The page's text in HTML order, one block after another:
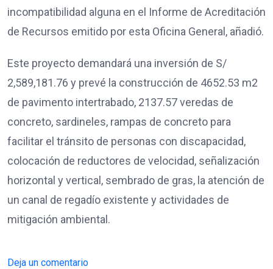
incompatibilidad alguna en el Informe de Acreditación
de Recursos emitido por esta Oficina General, añadió.
Este proyecto demandará una inversión de S/
2,589,181.76 y prevé la construcción de 4652.53 m2
de pavimento intertrabado, 2137.57 veredas de
concreto, sardineles, rampas de concreto para
facilitar el tránsito de personas con discapacidad,
colocación de reductores de velocidad, señalización
horizontal y vertical, sembrado de gras, la atención de
un canal de regadío existente y actividades de
mitigación ambiental.
Deja un comentario